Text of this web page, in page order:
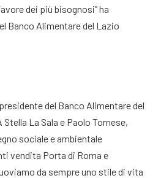
dei più bisognosi” ha
Banco Alimentare del Lazio
del Banco Alimentare del
La Sala e Paolo Tornese,
sociale e ambientale
vendita Porta di Roma e
da sempre uno stile di vita